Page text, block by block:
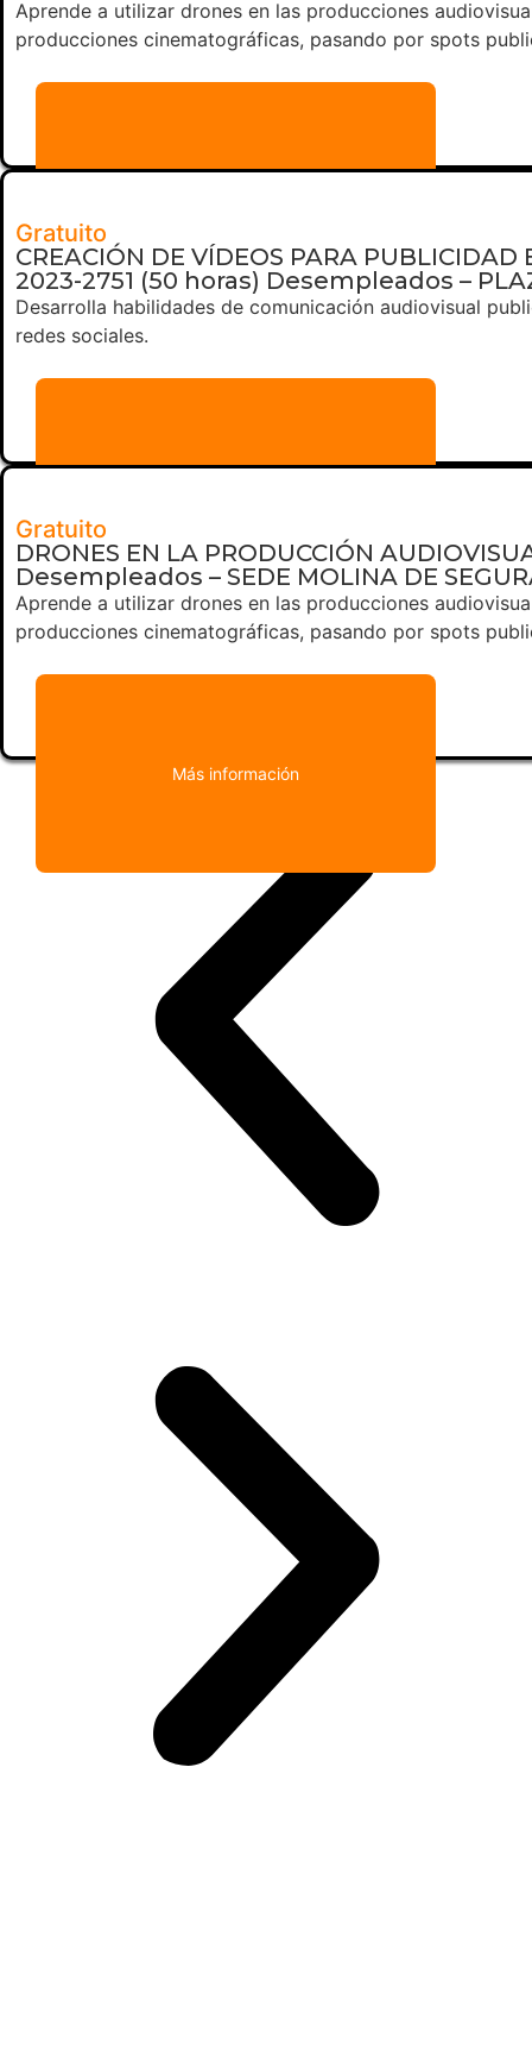
Aprende a utilizar drones en las producciones
producciones cinematográficas, pasando por spots
Gratuito
CREACIÓN DE VÍDEOS PARA PUBLICIDAD
2023-2751 (50 horas) Desempleados –
Desarrolla habilidades de comunicación audiovisual
redes sociales.
Gratuito
DRONES EN LA PRODUCCIÓN
Desempleados – SEDE MOLINA DE
Aprende a utilizar drones en las producciones
producciones cinematográficas, pasando por spots
Más información